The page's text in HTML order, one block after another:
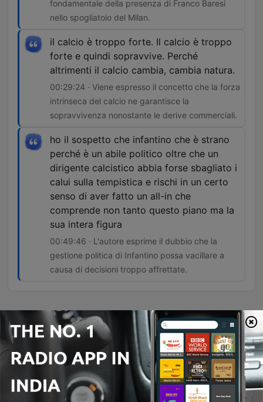
fondamentale della presenza di Franco Baresi
nello spogliatoio del Milan.
il calcio è troppo forte. Il calcio è troppo
forte e quindi sopravvive. Perché
altrimenti il calcio cambia, cambia natura.
00:29:24 · Viene espresso il concetto che la forza
intrinseca del calcio ne garantisce la
sopravvivenza nonostante le derive commerciali.
ho il sospetto che infantino che è strano
perché è un abile politico oltre che un
dirigente calcistico abbia forse sbagliato i
calui sulla tempistica e rischi in un certo
senso di aver fatto un all-in che
comprende non tanto questo piano ma la
sua intera figura
00:49:46 · L'autore esprime il dubbio che la
gestione politica di Infantino possa vacillare a
causa di decisioni troppo affrettate.
Episodes
3376 Grande grande grande Franco
Un tributo commovente a Franco Baresi, celebrando la sua leggendaria carriera nel Milan e nella Nazionale italiana, il suo carisma e l'intelligenza tattica che lo hanno reso un leader indimenticabile. Attraverso i ricordi di esperti, viene ripercorsa l'essenza della sua leadership e il profondo legame con i tifosi. L'episodio analizza inoltre le dinamiche del calcio moderno, dalle critiche alla gestione commerciale della FIFA sotto la presidenza Infantino alle polemiche sulla Nazionale italiana. La discussione si estende al calciomercato europeo, alle ambizioni geopolitiche del calcio e all'evoluzione della NBA attraverso l'eredità di LeBron James.
3375 - A volte ritornano